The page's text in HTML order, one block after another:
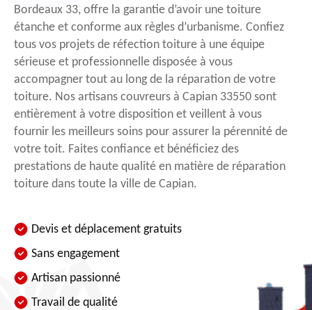
Bordeaux 33, offre la garantie d’avoir une toiture
étanche et conforme aux règles d’urbanisme. Confiez
tous vos projets de réfection toiture à une équipe
sérieuse et professionnelle disposée à vous
accompagner tout au long de la réparation de votre
toiture. Nos artisans couvreurs à Capian 33550 sont
entièrement à votre disposition et veillent à vous
fournir les meilleurs soins pour assurer la pérennité de
votre toit. Faites confiance et bénéficiez des
prestations de haute qualité en matière de réparation
toiture dans toute la ville de Capian.
Devis et déplacement gratuits
Sans engagement
Artisan passionné
Travail de qualité